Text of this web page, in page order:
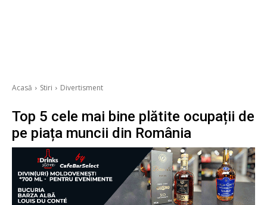
Acasă Stiri Divertisment
Top 5 cele mai bine plătite ocupații de
pe piața muncii din România